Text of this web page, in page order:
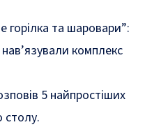
горілка та шаровари”:
комплекс
5 найпростіших
столу.